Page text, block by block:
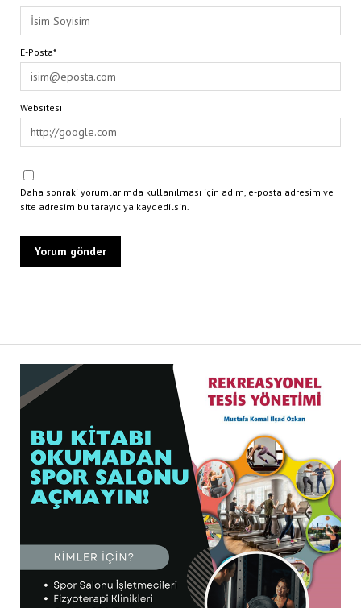
E-Posta*
Websitesi
Daha sonraki yorumlarımda kullanılması için adım, e-posta adresim ve
site adresim bu tarayıcıya kaydedilsin.